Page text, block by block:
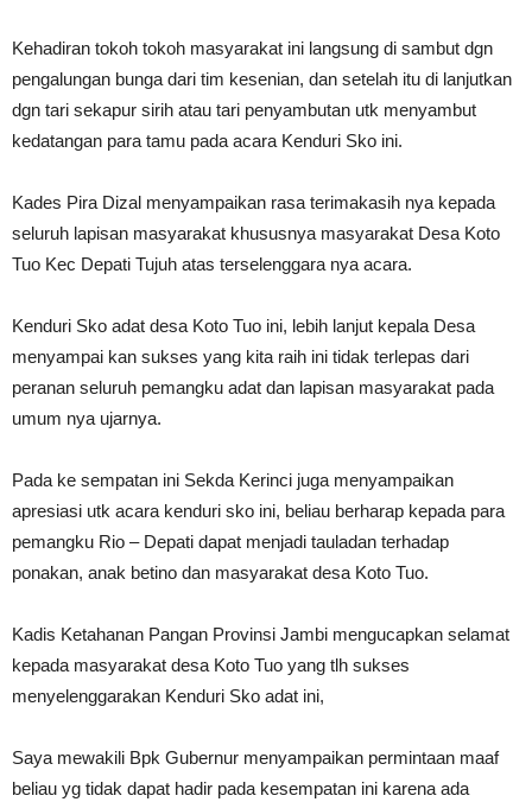
Kehadiran tokoh tokoh masyarakat ini langsung di sambut dgn
pengalungan bunga dari tim kesenian, dan setelah itu di lanjutkan
dgn tari sekapur sirih atau tari penyambutan utk menyambut
kedatangan para tamu pada acara Kenduri Sko ini.
Kades Pira Dizal menyampaikan rasa terimakasih nya kepada
seluruh lapisan masyarakat khususnya masyarakat Desa Koto
Tuo Kec Depati Tujuh atas terselenggara nya acara.
Kenduri Sko adat desa Koto Tuo ini, lebih lanjut kepala Desa
menyampai kan sukses yang kita raih ini tidak terlepas dari
peranan seluruh pemangku adat dan lapisan masyarakat pada
umum nya ujarnya.
Pada ke sempatan ini Sekda Kerinci juga menyampaikan
apresiasi utk acara kenduri sko ini, beliau berharap kepada para
pemangku Rio – Depati dapat menjadi tauladan terhadap
ponakan, anak betino dan masyarakat desa Koto Tuo.
Kadis Ketahanan Pangan Provinsi Jambi mengucapkan selamat
kepada masyarakat desa Koto Tuo yang tlh sukses
menyelenggarakan Kenduri Sko adat ini,
Saya mewakili Bpk Gubernur menyampaikan permintaan maaf
beliau yg tidak dapat hadir pada kesempatan ini karena ada